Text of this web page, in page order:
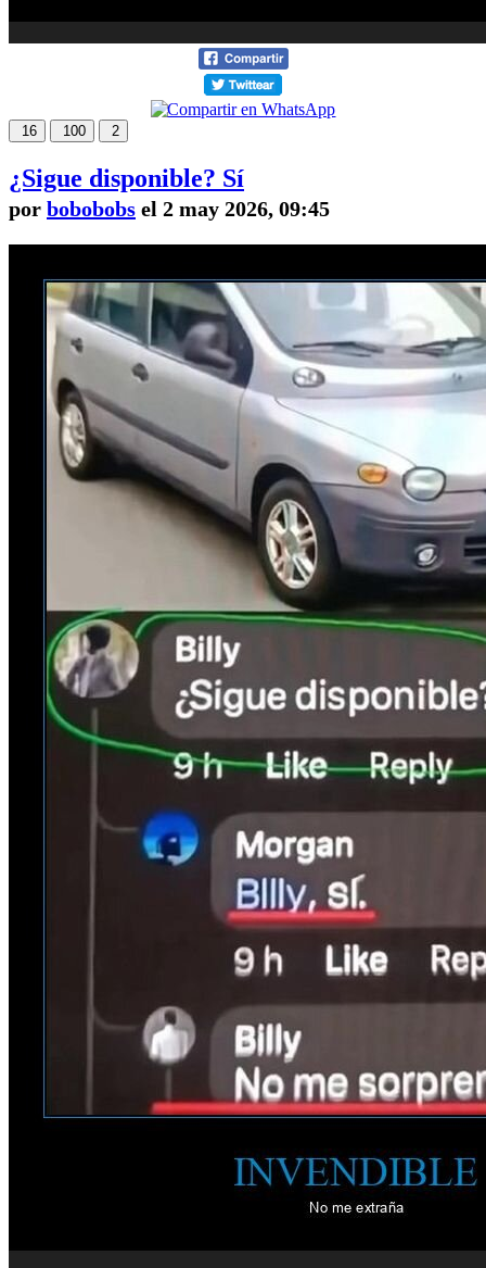
16 100 2
¿Sigue disponible? Sí
por bobobobs el 2 may 2026, 09:45